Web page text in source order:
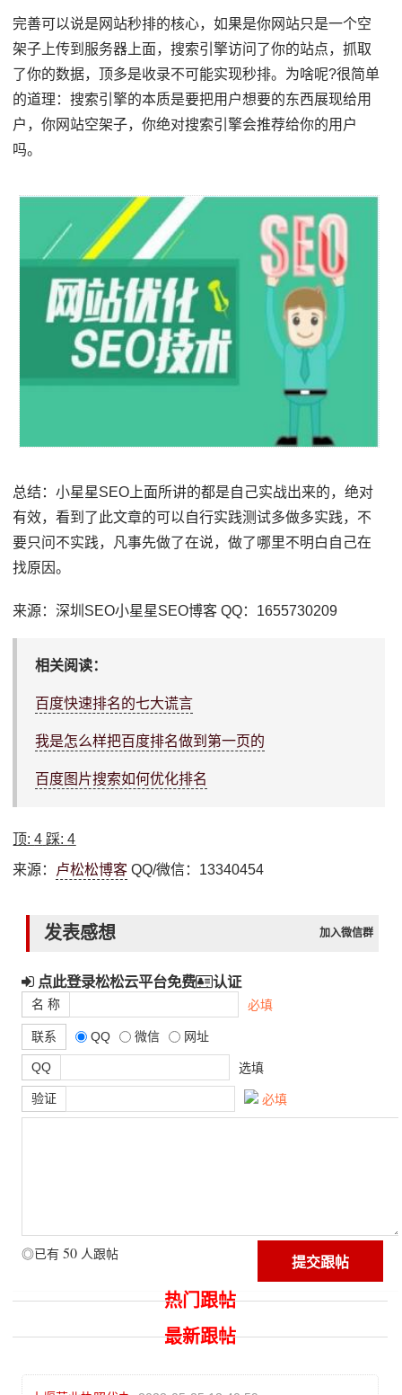
完善可以说是网站秒排的核心，如果是你网站只是一个空
架子上传到服务器上面，搜索引擎访问了你的站点，抓取
了你的数据，顶多是收录不可能实现秒排。为啥呢?很简单
的道理：搜索引擎的本质是要把用户想要的东西展现给用
户，你网站空架子，你绝对搜索引擎会推荐给你的用户
吗。
总结：小星星SEO上面所讲的都是自己实战出来的，绝对
有效，看到了此文章的可以自行实践测试多做多实践，不
要只问不实践，凡事先做了在说，做了哪里不明白自己在
找原因。
来源：深圳SEO小星星SEO博客 QQ：1655730209
相关阅读：
百度快速排名的七大谎言
我是怎么样把百度排名做到第一页的
百度图片搜索如何优化排名
顶:4 踩:4
来源： 卢松松博客 QQ/微信：13340454
发表感想 加入微信群
点此登录松松云平台免费 认证
名 称 必填
联系 QQ 微信 网址
QQ 选填
验证 必填
◎已有 50 人跟帖
热门跟帖
最新跟帖